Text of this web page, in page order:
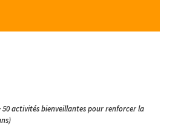
50 activités bienveillantes pour renforcer la